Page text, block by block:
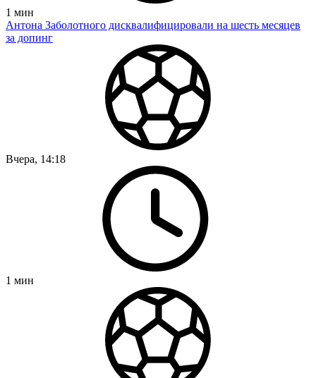
1 мин
Антона Заболотного дисквалифицировали на шесть месяцев
за допинг
Вчера, 14:18
1 мин